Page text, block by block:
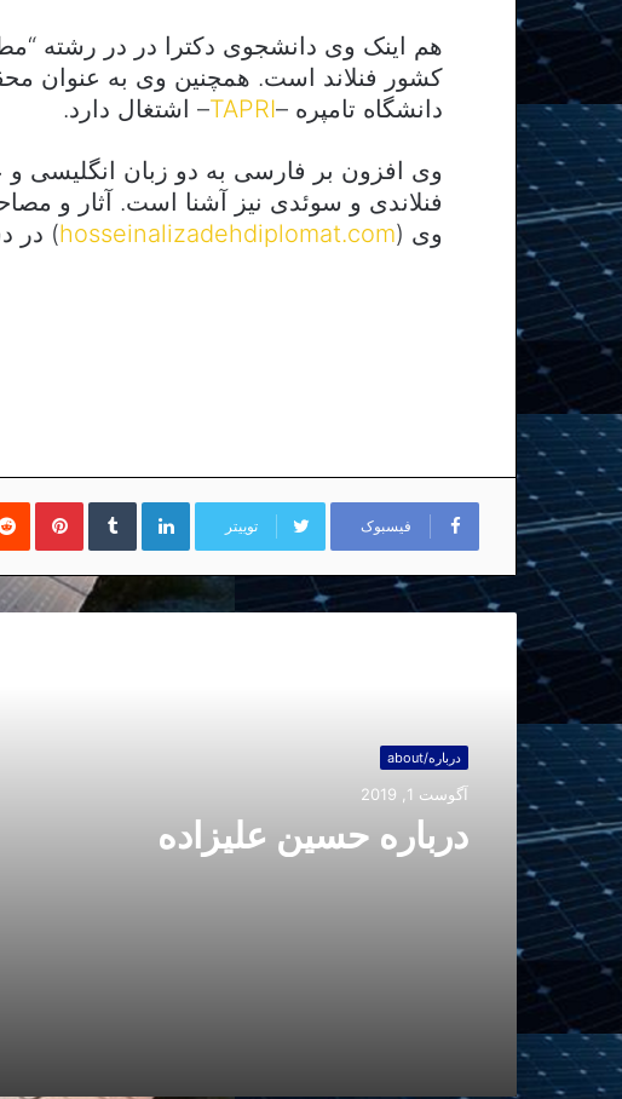
هم اینک وی دانشجوی دکترا در در رشته
کشور فنلاند است. همچنین وی به عنوان
دانشگاه تامپره –TAPRI– اشتغال دارد.
وی افزون بر فارسی به دو زبان انگلیسی
فنلاندی و سوئدی نیز آشنا است. آثار و
وی (hosseinalizadehdiplomat.com) در
فیسبوک توییتر
لینکداینتامبلر
درباره/about
آگوست 1, 2019
درباره حسین علیزاده